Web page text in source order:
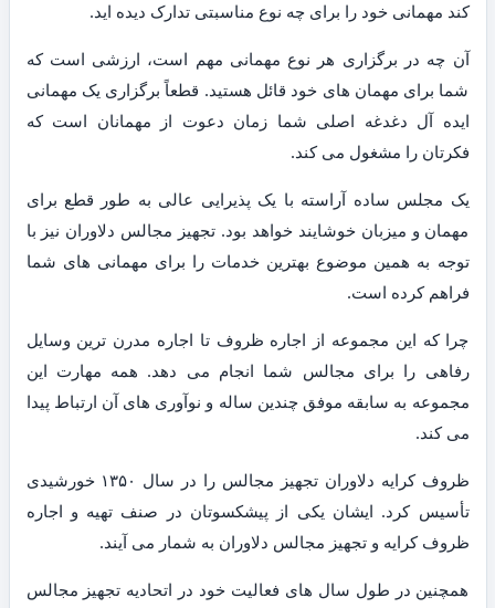
کند مهمانی خود را برای چه نوع مناسبتی تدارک دیده اید.
آن چه در برگزاری هر نوع مهمانی مهم است، ارزشی است که
شما برای مهمان های خود قائل هستید. قطعاً برگزاری یک مهمانی
ایده آل دغدغه اصلی شما زمان دعوت از مهمانان است که
فکرتان را مشغول می کند.
یک مجلس ساده آراسته با یک پذیرایی عالی به طور قطع برای
مهمان و میزبان خوشایند خواهد بود. تجهیز مجالس دلاوران نیز با
توجه به همین موضوع بهترین خدمات را برای مهمانی های شما
فراهم کرده است.
چرا که این مجموعه از اجاره ظروف تا اجاره مدرن ترین وسایل
رفاهی را برای مجالس شما انجام می دهد. همه مهارت این
مجموعه به سابقه موفق چندین ساله و نوآوری های آن ارتباط پیدا
می کند.
ظروف کرایه دلاوران تجهیز مجالس را در سال ۱۳۵۰ خورشیدی
تأسیس کرد. ایشان یکی از پیشکسوتان در صنف تهیه و اجاره
ظروف کرایه و تجهیز مجالس دلاوران به شمار می آیند.
همچنین در طول سال های فعالیت خود در اتحادیه تجهیز مجالس